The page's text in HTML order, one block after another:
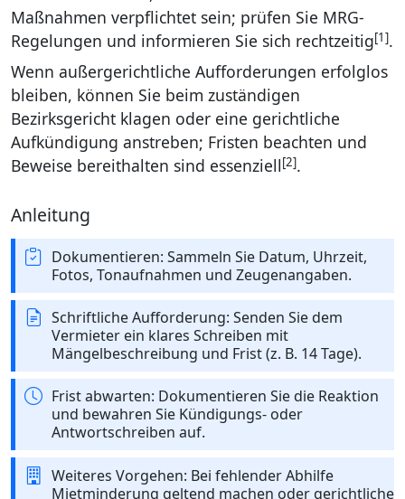
Maßnahmen verpflichtet sein; prüfen Sie MRG-
Regelungen und informieren Sie sich rechtzeitig[1].
Wenn außergerichtliche Aufforderungen erfolglos
bleiben, können Sie beim zuständigen
Bezirksgericht klagen oder eine gerichtliche
Aufkündigung anstreben; Fristen beachten und
Beweise bereithalten sind essenziell[2].
Anleitung
Dokumentieren: Sammeln Sie Datum, Uhrzeit,
Fotos, Tonaufnahmen und Zeugenangaben.
Schriftliche Aufforderung: Senden Sie dem
Vermieter ein klares Schreiben mit
Mängelbeschreibung und Frist (z. B. 14 Tage).
Frist abwarten: Dokumentieren Sie die Reaktion
und bewahren Sie Kündigungs- oder
Antwortschreiben auf.
Weiteres Vorgehen: Bei fehlender Abhilfe
Mietminderung geltend machen oder gerichtliche